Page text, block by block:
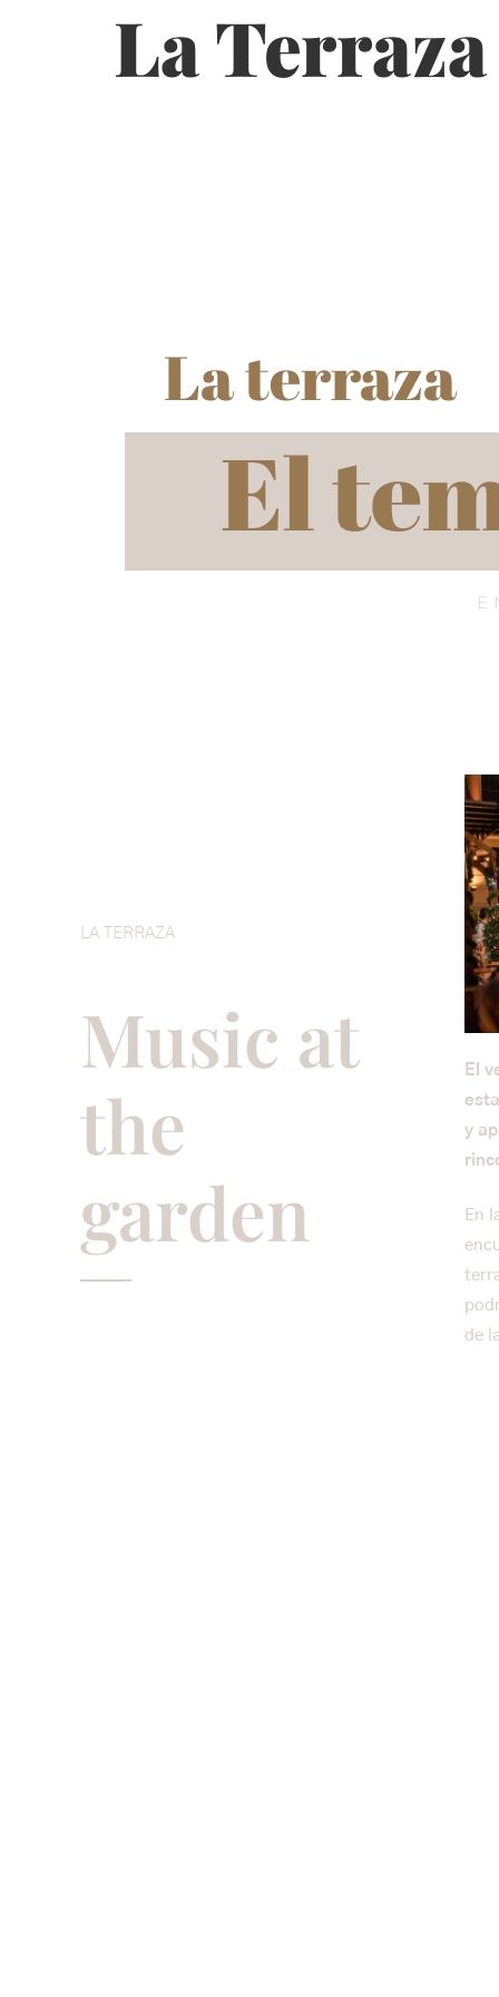
La Terraza
La terraza
El
LA TERRAZA
Music at
the
garden
El
y
En
de